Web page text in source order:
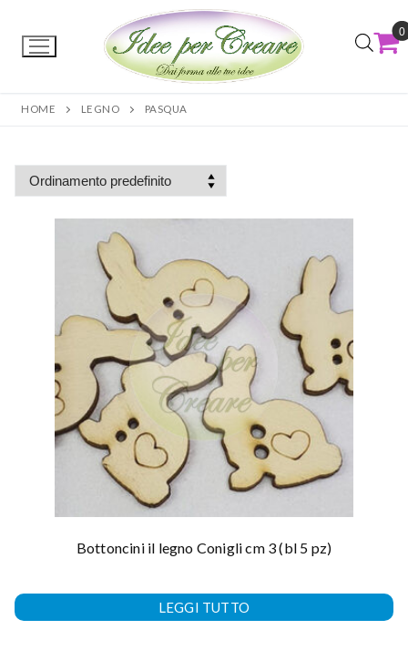
0
HOME LEGNO PASQUA
Bottoncini il legno Conigli cm 3 (bl 5 pz)
LEGGI TUTTO